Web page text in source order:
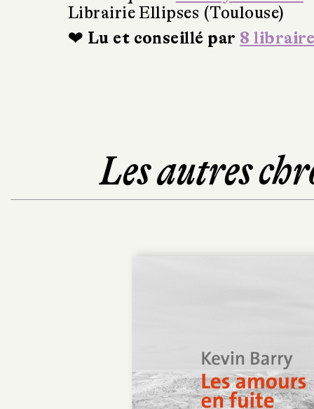
Librairie Ellipses (Toulouse)
❤ Lu et conseillé par 8
Les autres
POCHE